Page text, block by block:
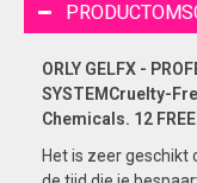
ORLY GELFX -
SYSTEMCruelty-
Chemicals. 12 FREE
Het is zeer geschikt